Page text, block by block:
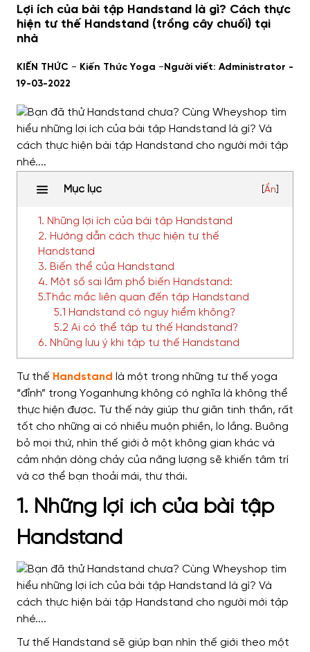
Lợi ích của bài tập Handstand là gì? Cách thực
hiện tư thế Handstand (trồng cây chuối) tại
nhà
KIẾN THỨC - Kiến Thức Yoga -Người viết: Administrator -
19-03-2022
Mục lục Ẩn
1. Những lợi ích của bài tập Handstand
2. Hướng dẫn cách thực hiện tư thế
Handstand
3. Biến thể của Handstand
4. Một số sai lầm phổ biến Handstand:
5.Thắc mắc liên quan đến tập Handstand
5.1 Handstand có nguy hiểm không?
5.2 Ai có thể tập tư thế Handstand?
6. Những lưu ý khi tập tư thế Handstand
Tư thế Handstand
là một trong những tư thế yoga
“đỉnh” trong Yoganhưng không có nghĩa là không thể
thực hiện được. Tư thế này giúp thư giãn tinh thần, rất
tốt cho những ai có nhiều muộn phiền, lo lắng. Buông
bỏ mọi thứ, nhìn thế giới ở một không gian khác và
cảm nhận dòng chảy của năng lượng sẽ khiến tâm trí
và cơ thể bạn thoải mái, thư thái.
1. Những lợi ích của bài tập
Handstand
Tư thế Handstand sẽ giúp bạn nhìn thế giới theo một